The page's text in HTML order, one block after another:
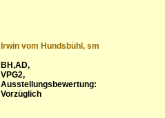
Irwin vom Hundsbühl, sm
BH,AD,
VPG2,
Ausstellungsbewertung:
Vorzüglich